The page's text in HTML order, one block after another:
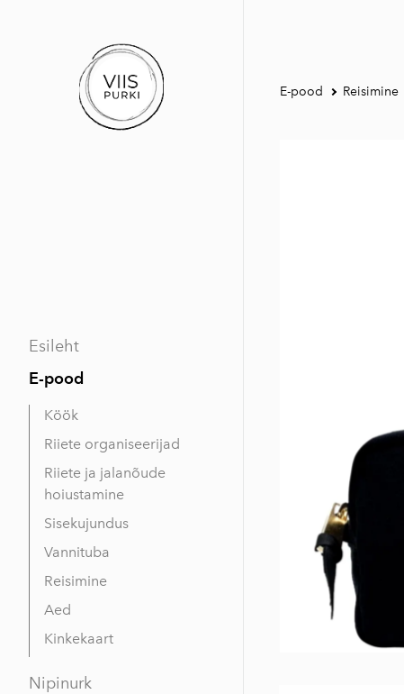
Esileht
E-pood
Köök
Riiete organiseerijad
Riiete ja jalanõude
hoiustamine
Sisekujundus
Vannituba
Reisimine
Aed
Kinkekaart
Nipinurk
E-pood Reisimine